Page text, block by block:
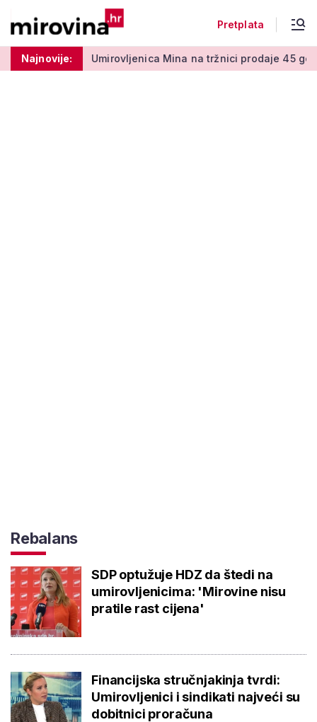
Pretplata
Najnovije:
centi Umirovljenica Mina na tržnici prodaje 45 godina:
Rebalans
SDP optužuje HDZ da štedi na
umirovljenicima: 'Mirovine nisu
pratile rast cijena'
Financijska stručnjakinja tvrdi:
Umirovljenici i sindikati najveći su
dobitnici proračuna